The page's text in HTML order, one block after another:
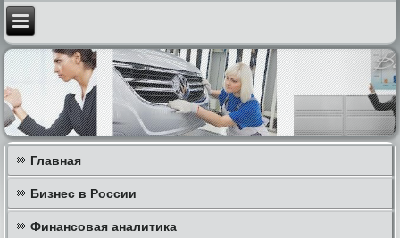
Главная
Бизнес в России
Финансовая аналитика